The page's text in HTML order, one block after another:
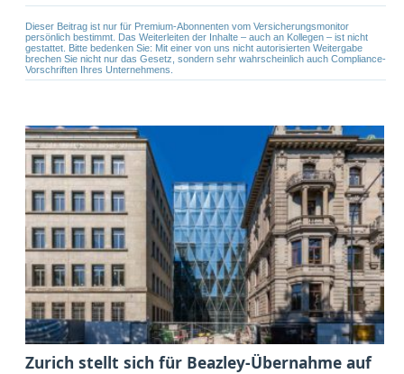
Dieser Beitrag ist nur für Premium-Abonnenten vom Versicherungsmonitor
persönlich bestimmt. Das Weiterleiten der Inhalte – auch an Kollegen – ist nicht
gestattet. Bitte bedenken Sie: Mit einer von uns nicht autorisierten Weitergabe
brechen Sie nicht nur das Gesetz, sondern sehr wahrscheinlich auch Compliance-
Vorschriften Ihres Unternehmens.
Zurich stellt sich für Beazley-Übernahme auf